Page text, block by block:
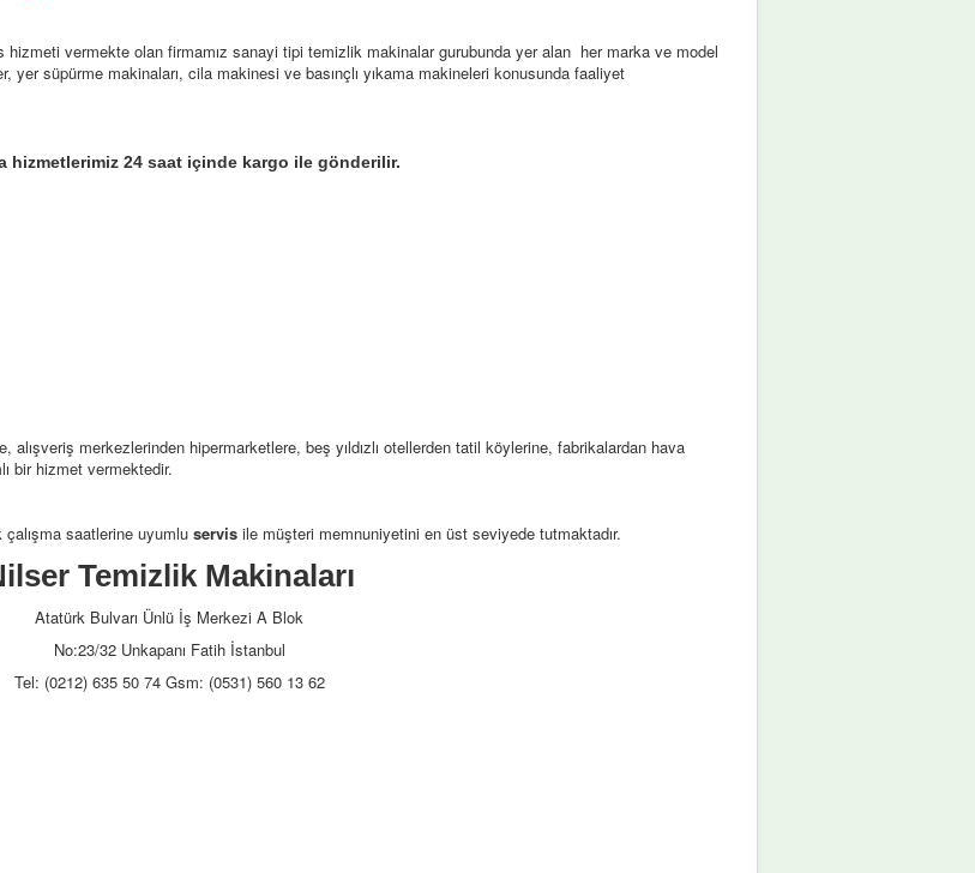
hizmeti vermekte olan firmamız sanayi tipi temizlik makinalar gurubunda yer alan her marka ve model
süpürme makinaları, cila makinesi ve basınçlı yıkama makineleri konusunda faaliyet
hizmetlerimiz 24 saat içinde kargo ile gönderilir.
merkezlerinden hipermarketlere, beş yıldızlı otellerden tatil köylerine, fabrikalardan hava
bir hizmet vermektedir.
saatlerine uyumlu servis ile müşteri memnuniyetini en üst seviyede tutmaktadır.
Temizlik Makinaları
Atatürk Bulvarı Ünlü İş Merkezi A Blok
No:23/32 Unkapanı Fatih İstanbul
Tel: (0212) 635 50 74 Gsm: (0531) 560 13 62